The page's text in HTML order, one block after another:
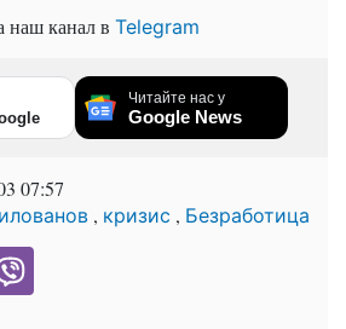
наш канал в Telegram
Читайте нас у
Google News
07:57
, кризис , Безработица